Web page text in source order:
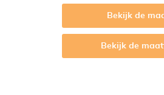
Bekijk de
Bekijk de